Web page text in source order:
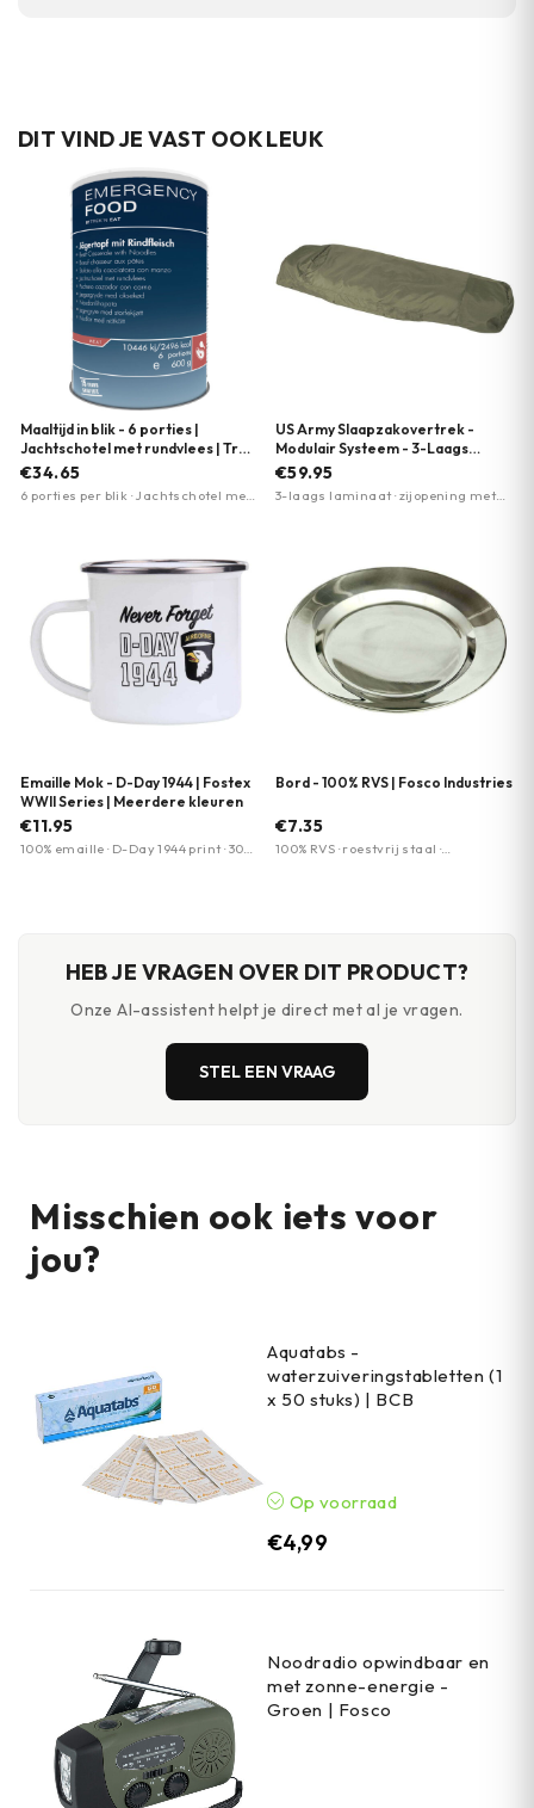
DIT VIND JE VAST OOK LEUK
Maaltijd in blik - 6 porties |
Jachtschotel met rundvlees | Trek
'n Eat
€34.65
6 porties per blik · Jachtschotel met
US Army Slaapzakovertrek -
Modulair Systeem - 3-Laags
Laminaat - Olijfgroen | MFH
€59.95
3-laags laminaat · zijopening met
Emaille Mok - D-Day 1944 | Fostex
WWII Series | Meerdere kleuren
€11.95
100% emaille · D-Day 1944 print · 300
Bord - 100% RVS | Fosco Industries
€7.35
100% RVS · roestvrij staal ·
HEB JE VRAGEN OVER DIT PRODUCT?
Onze AI-assistent helpt je direct met al je vragen.
STEL EEN VRAAG
Misschien ook iets voor
jou?
Aquatabs -
waterzuiveringstabletten (1
x 50 stuks) | BCB
Op voorraad
€4,99
Noodradio opwindbaar en
met zonne-energie -
Groen | Fosco